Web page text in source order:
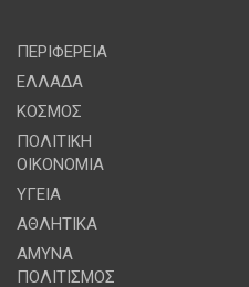
ΠΕΡΙΦΕΡΕΙΑ
ΕΛΛΑΔΑ
ΚΟΣΜΟΣ
ΠΟΛΙΤΙΚΗ
ΟΙΚΟΝΟΜΙΑ
ΥΓΕΙΑ
ΑΘΛΗΤΙΚΑ
ΑΜΥΝΑ
ΠΟΛΙΤΙΣΜΟΣ